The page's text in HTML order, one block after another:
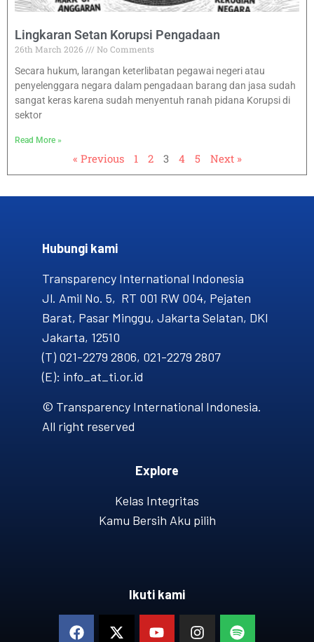
Lingkaran Setan Korupsi Pengadaan
26th March 2026
No Comments
Secara hukum, larangan keterlibatan pegawai negeri atau
penyelenggara negara dalam pengadaan barang dan jasa sudah
sangat keras karena sudah menyentuh ranah pidana Korupsi di
sektor
Read More »
« Previous 1 2 3 4 5 Next »
Hubungi kami​
Transparency International Indonesia
Jl. Amil No. 5, RT 001 RW 004, Pejaten
Barat, Pasar Minggu, Jakarta Selatan, DKI
Jakarta, 12510
(T) 021-2279 2806, 021-2279 2807
(E): info_at_ti.or.id
© Transparency International Indonesia.
All right reserved
Explore
Kelas Integritas
Kamu Bersih Aku pilih
Ikuti kami